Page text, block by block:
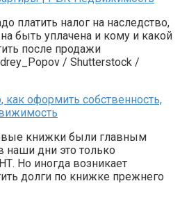
платить налог на наследство,
быть уплачена и кому и какой
после продажи
/ Shutterstock /
как оформить собственность,
книжки были главным
наши дни это только
Но иногда возникает
долги по книжке прежнего